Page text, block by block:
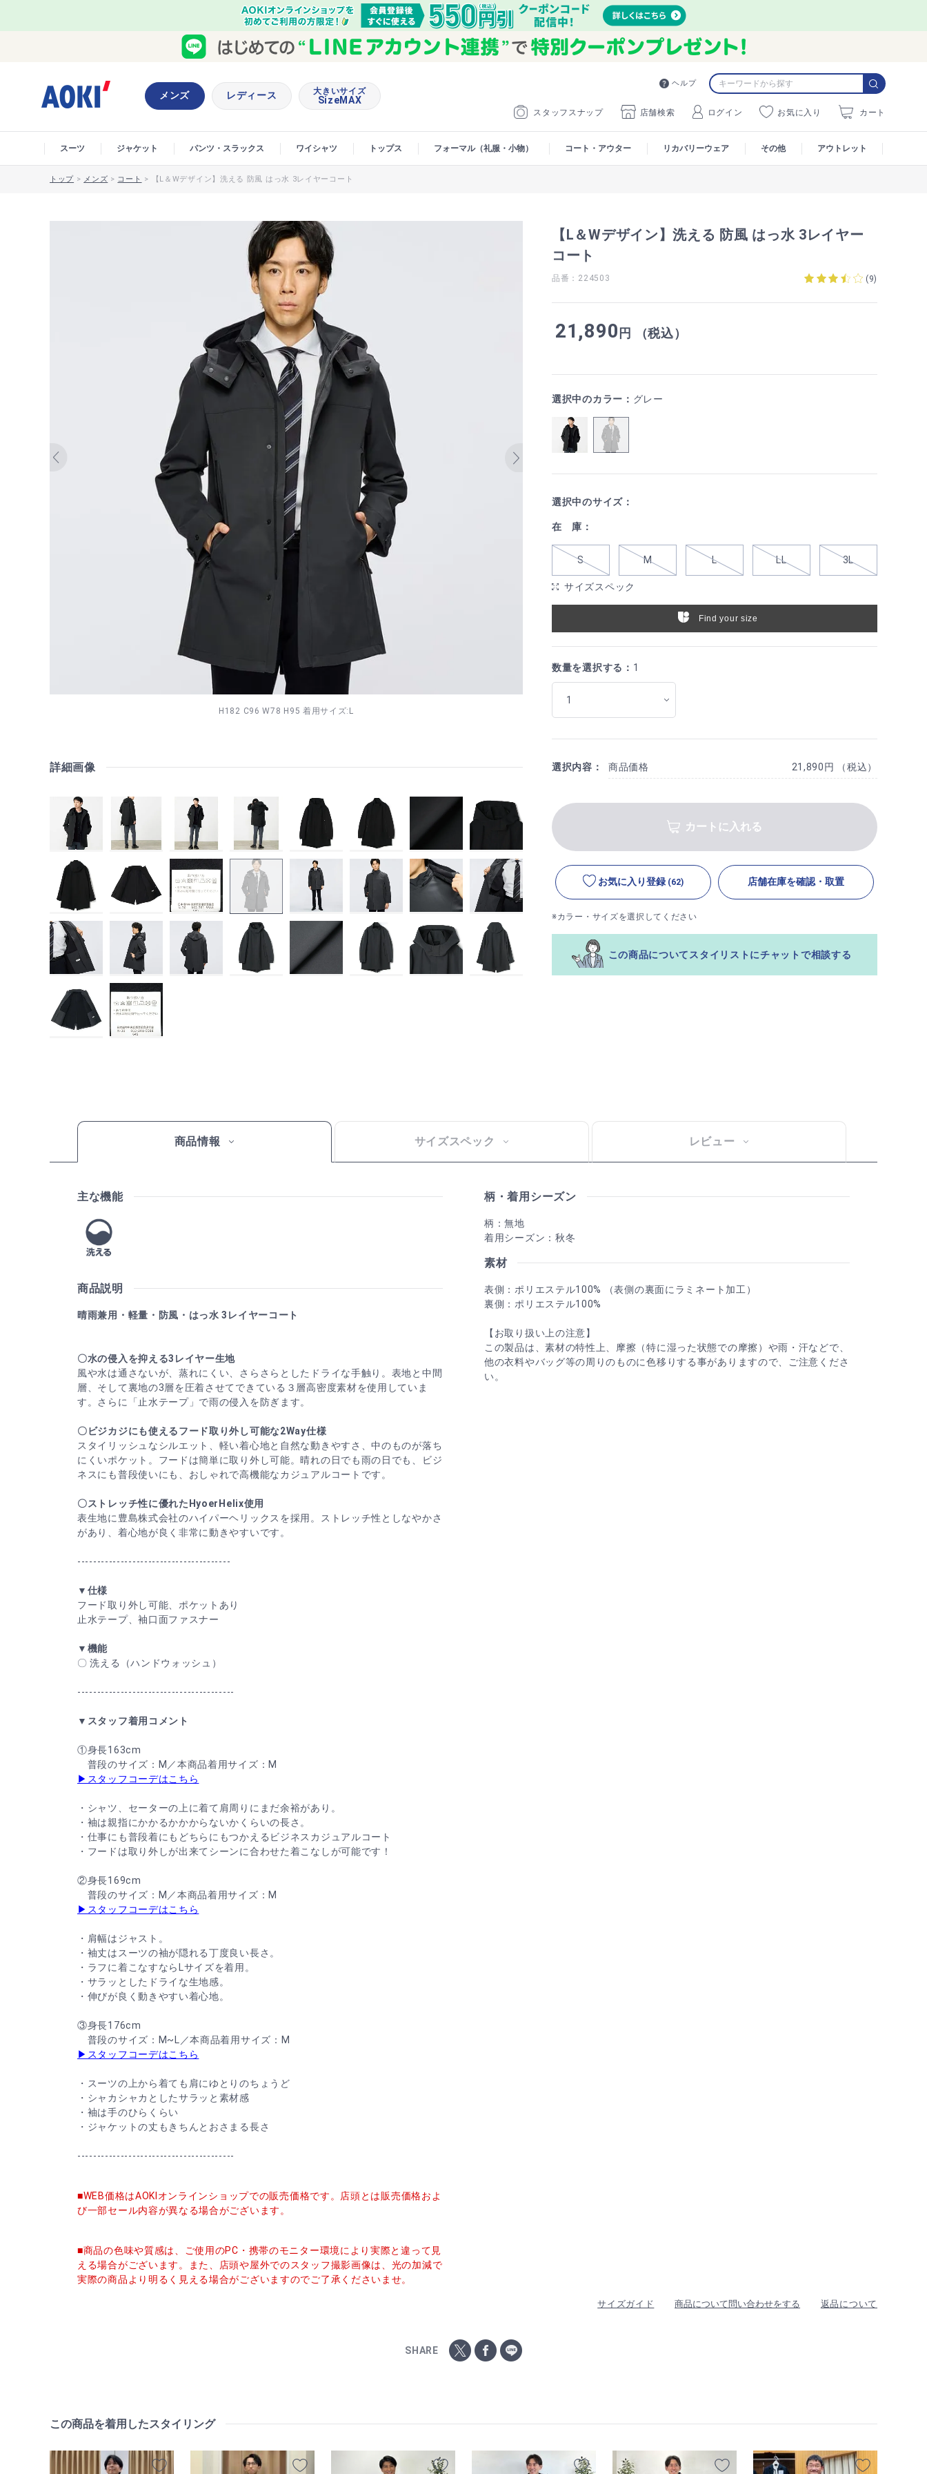
ヘルプ
スタッフスナップ 店舗検索 ログイン お気に入り カート
メンズ レディース 大きいサイズ
SizeMAX
スーツ ジャケット パンツ・スラックス ワイシャツ トップス フォーマル（礼服・小物） コート・アウター リカバリーウェア その他 アウトレット
トップ > メンズ > コート > 【L＆Wデザイン】洗える 防風 はっ水 3レイヤーコート
H182 C96 W78 H95 着用サイズ:L
詳細画像
【L＆Wデザイン】洗える 防風 はっ水 3レイヤー
コート
品番：224503 (9)
21,890 円 （税込）
選択中のカラー： グレー
選択中のサイズ：
在 庫：
S M L LL 3L
サイズスペック
Find your size
数量を選択する： 1
選択内容： 商品価格 21,890円 （税込）
カートに入れる
お気に入り登録 (62) 店舗在庫を確認・取置
※カラー・サイズを選択してください
この商品についてスタイリストにチャットで相談する
商品情報 サイズスペック レビュー
主な機能
商品説明
晴雨兼用・軽量・防風・はっ水 3レイヤーコート
〇水の侵入を抑える3レイヤー生地
風や水は通さないが、蒸れにくい、さらさらとしたドライな手触り。表地と中間
層、そして裏地の3層を圧着させてできている３層高密度素材を使用していま
す。さらに「止水テープ」で雨の侵入を防ぎます。
〇ビジカジにも使えるフード取り外し可能な2Way仕様
スタイリッシュなシルエット、軽い着心地と自然な動きやすさ、中のものが落ち
にくいポケット。フードは簡単に取り外し可能。晴れの日でも雨の日でも、ビジ
ネスにも普段使いにも、おしゃれで高機能なカジュアルコートです。
〇ストレッチ性に優れたHyoerHelix使用
表生地に豊島株式会社のハイパーヘリックスを採用。ストレッチ性としなやかさ
があり、着心地が良く非常に動きやすいです。
---------------------------------------
▼仕様
フード取り外し可能、ポケットあり
止水テープ、袖口面ファスナー
▼機能
〇 洗える（ハンドウォッシュ）
----------------------------------------
▼スタッフ着用コメント
①身長163cm
普段のサイズ：M／本商品着用サイズ：M
▶スタッフコーデはこちら
・シャツ、セーターの上に着て肩周りにまだ余裕があり。
・袖は親指にかかるかかからないかくらいの長さ。
・仕事にも普段着にもどちらにもつかえるビジネスカジュアルコート
・フードは取り外しが出来てシーンに合わせた着こなしが可能です！
②身長169cm
普段のサイズ：M／本商品着用サイズ：M
▶スタッフコーデはこちら
・肩幅はジャスト。
・袖丈はスーツの袖が隠れる丁度良い長さ。
・ラフに着こなすならLサイズを着用。
・サラッとしたドライな生地感。
・伸びが良く動きやすい着心地。
③身長176cm
普段のサイズ：M~L／本商品着用サイズ：M
▶スタッフコーデはこちら
・スーツの上から着ても肩にゆとりのちょうど
・シャカシャカとしたサラッと素材感
・袖は手のひらくらい
・ジャケットの丈もきちんとおさまる長さ
----------------------------------------
■WEB価格はAOKIオンラインショップでの販売価格です。店頭とは販売価格およ
び一部セール内容が異なる場合がございます。
■商品の色味や質感は、ご使用のPC・携帯のモニター環境により実際と違って見
える場合がございます。また、店頭や屋外でのスタッフ撮影画像は、光の加減で
実際の商品より明るく見える場合がございますのでご了承くださいませ。
柄・着用シーズン
柄：無地
着用シーズン：秋冬
素材
表側：ポリエステル100% （表側の裏面にラミネート加工）
裏側：ポリエステル100%
【お取り扱い上の注意】
この製品は、素材の特性上、摩擦（特に湿った状態での摩擦）や雨・汗などで、
他の衣料やバッグ等の周りのものに色移りする事がありますので、ご注意くださ
い。
サイズガイド 商品について問い合わせをする 返品について
SHARE
この商品を着用したスタイリング